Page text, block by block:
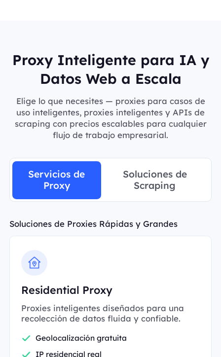
Proxy Inteligente para IA y
Datos Web a Escala
Elige lo que necesites — proxies para casos de
uso inteligentes, proxies inteligentes y APIs de
scraping con precios escalables para cualquier
flujo de trabajo empresarial.
Servicios de
Proxy
Soluciones de
Scraping
Soluciones de Proxies Rápidas y Grandes
Residential Proxy
Proxies inteligentes diseñados para una
recolección de datos fluida y confiable.
Geolocalización gratuita
IP residencial real